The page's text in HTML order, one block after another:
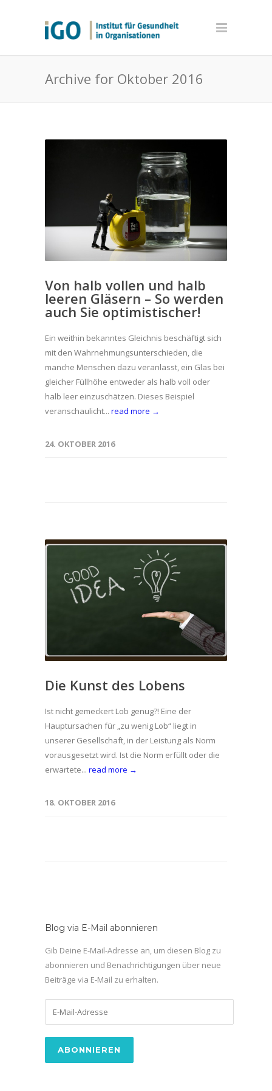
Archive for Oktober 2016
Von halb vollen und halb
leeren Gläsern – So werden
auch Sie optimistischer!
Ein weithin bekanntes Gleichnis beschäftigt sich
mit den Wahrnehmungsunterschieden, die
manche Menschen dazu veranlasst, ein Glas bei
gleicher Füllhöhe entweder als halb voll oder
halb leer einzuschätzen. Dieses Beispiel
veranschaulicht... read more →
24. OKTOBER 2016
Die Kunst des Lobens
Ist nicht gemeckert Lob genug?! Eine der
Hauptursachen für „zu wenig Lob“ liegt in
unserer Gesellschaft, in der Leistung als Norm
vorausgesetzt wird. Ist die Norm erfüllt oder die
erwartete... read more →
18. OKTOBER 2016
Blog via E-Mail abonnieren
Gib Deine E-Mail-Adresse an, um diesen Blog zu
abonnieren und Benachrichtigungen über neue
Beiträge via E-Mail zu erhalten.
Adresse